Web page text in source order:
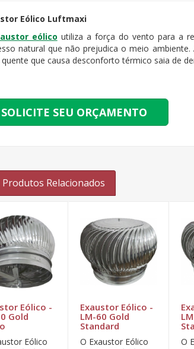
Eólico Luftmaxi
eólico utiliza a força do vento para a
natural que não prejudica o meio
que causa desconforto térmico saia de
SOLICITE SEU ORÇAMENTO
Produtos Relacionados
Eólico -
Gold
Eólico
Exaustor Eólico -
LM-60 Gold
Standard
O Exaustor Eólico
O